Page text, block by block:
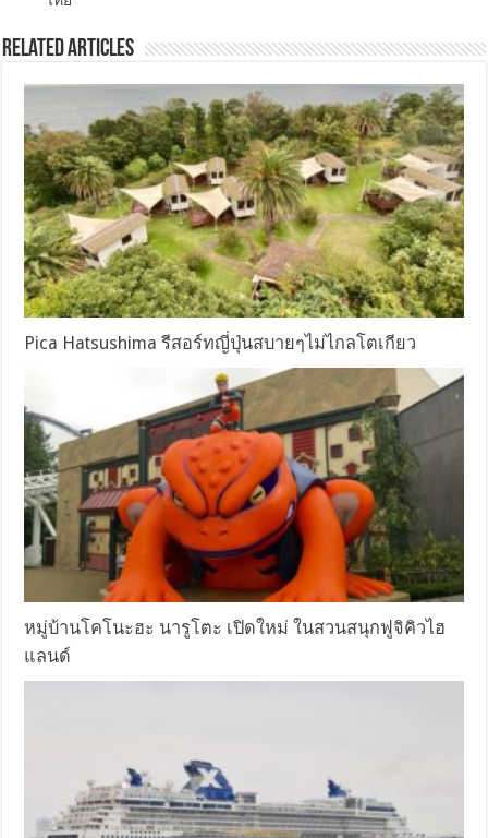
Related Articles
Pica Hatsushima รีสอร์ทญี่ปุ่นสบายๆไม่ไกลโตเกียว
หมู่บ้านโคโนะฮะ นารูโตะ เปิดใหม่ ในสวนสนุกฟูจิคิวไฮ
แลนด์